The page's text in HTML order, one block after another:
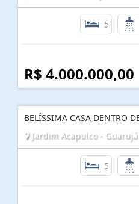
5
R$ 4.000.000,00
BELÍSSIMA CASA DENTRO
Jardim Acapulco - Guarujá
5